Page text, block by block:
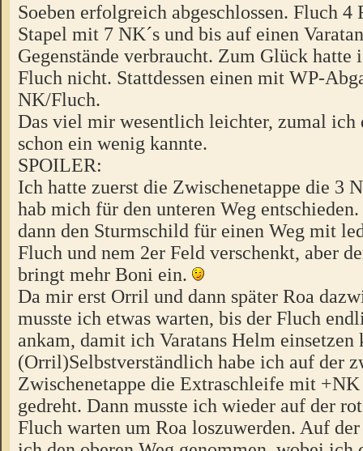
Soeben erfolgreich abgeschlossen. Fluch 4
Stapel mit 7 NK´s und bis auf einen
Gegenstände verbraucht. Zum Glück hatte
Fluch nicht. Stattdessen einen mit WP-
NK/Fluch.
Das viel mir wesentlich leichter, zumal ich
schon ein wenig kannte.
SPOILER:
Ich hatte zuerst die Zwischenetappe die 3
hab mich für den unteren Weg
dann den Sturmschild für einen Weg mit
Fluch und nem 2er Feld verschenkt, aber
bringt mehr Boni ein.
Da mir erst Orril und dann später Roa
musste ich etwas warten, bis der Fluch
ankam, damit ich Varatans Helm einsetzen
(Orril)Selbstverständlich habe ich auf der
Zwischenetappe die Extraschleife mit
gedreht. Dann musste ich wieder auf der
Fluch warten um Roa loszuwerden. Auf